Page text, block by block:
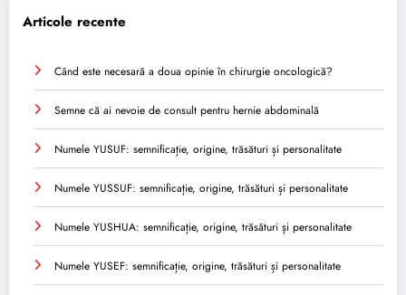
Articole recente
Când este necesară a doua opinie în chirurgie oncologică?
Semne că ai nevoie de consult pentru hernie abdominală
Numele YUSUF: semnificație, origine, trăsături și personalitate
Numele YUSSUF: semnificație, origine, trăsături și personalitate
Numele YUSHUA: semnificație, origine, trăsături și personalitate
Numele YUSEF: semnificație, origine, trăsături și personalitate